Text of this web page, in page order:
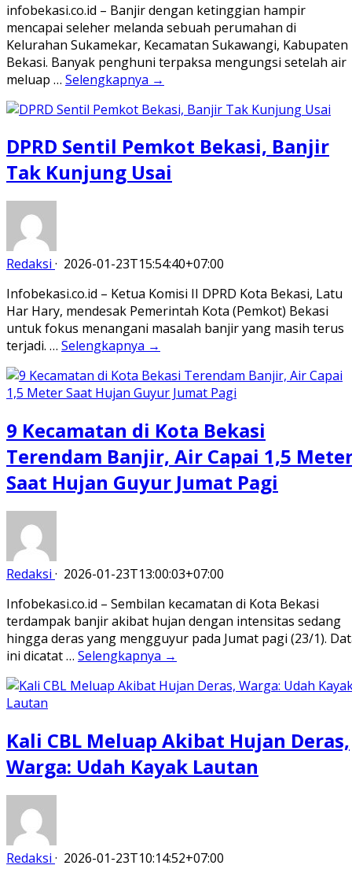
infobekasi.co.id – Banjir dengan ketinggian hampir
mencapai seleher melanda sebuah perumahan di
Kelurahan Sukamekar, Kecamatan Sukawangi, Kabupaten
Bekasi. Banyak penghuni terpaksa mengungsi setelah air
meluap … Selengkapnya →
DPRD Sentil Pemkot Bekasi, Banjir
Tak Kunjung Usai
Redaksi · 2026-01-23T15:54:40+07:00
Infobekasi.co.id – Ketua Komisi II DPRD Kota Bekasi, Latu
Har Hary, mendesak Pemerintah Kota (Pemkot) Bekasi
untuk fokus menangani masalah banjir yang masih terus
terjadi. … Selengkapnya →
9 Kecamatan di Kota Bekasi
Terendam Banjir, Air Capai 1,5
Saat Hujan Guyur Jumat Pagi
Redaksi · 2026-01-23T13:00:03+07:00
Infobekasi.co.id – Sembilan kecamatan di Kota Bekasi
terdampak banjir akibat hujan dengan intensitas sedang
hingga deras yang mengguyur pada Jumat pagi (23/1).
ini dicatat … Selengkapnya →
Kali CBL Meluap Akibat Hujan Deras,
Warga: Udah Kayak Lautan
Redaksi · 2026-01-23T10:14:52+07:00